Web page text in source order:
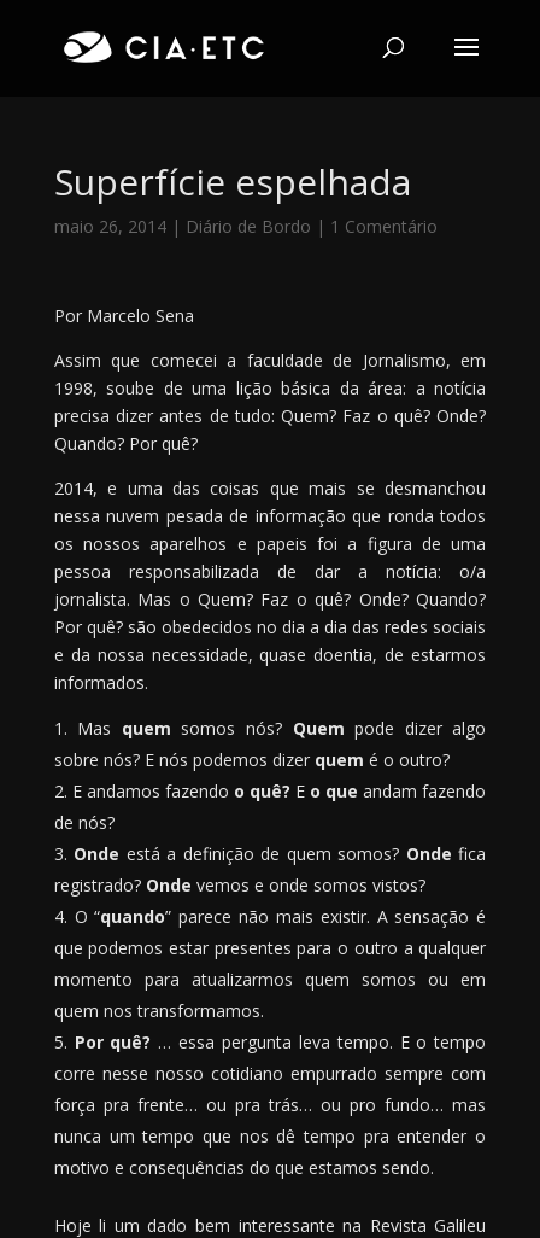
Superfície espelhada
maio 26, 2014| Diário de Bordo | 1 Comentário
Por Marcelo Sena
Assim que comecei a faculdade de Jornalismo, em
1998, soube de uma lição básica da área: a notícia
precisa dizer antes de tudo: Quem? Faz o quê? Onde?
Quando? Por quê?
2014, e uma das coisas que mais se desmanchou
nessa nuvem pesada de informação que ronda todos
os nossos aparelhos e papeis foi a figura de uma
pessoa responsabilizada de dar a notícia: o/a
jornalista. Mas o Quem? Faz o quê? Onde? Quando?
Por quê? são obedecidos no dia a dia das redes sociais
e da nossa necessidade, quase doentia, de estarmos
informados.
Mas quem somos nós? Quem pode dizer algo
sobre nós? E nós podemos dizer quem é o outro?
E andamos fazendo o quê? E o que andam fazendo
de nós?
Onde está a definição de quem somos? Onde fica
registrado? Onde vemos e onde somos vistos?
O “quando” parece não mais existir. A sensação é
que podemos estar presentes para o outro a qualquer
momento para atualizarmos quem somos ou em
quem nos transformamos.
Por quê? … essa pergunta leva tempo. E o tempo
corre nesse nosso cotidiano empurrado sempre com
força pra frente… ou pra trás… ou pro fundo… mas
nunca um tempo que nos dê tempo pra entender o
motivo e consequências do que estamos sendo.
Hoje li um dado bem interessante na Revista Galileu